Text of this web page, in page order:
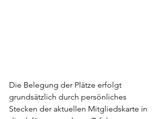
Die Belegung der Plätze erfolgt
grundsätzlich durch persönliches
Stecken der aktuellen Mitgliedskarte in